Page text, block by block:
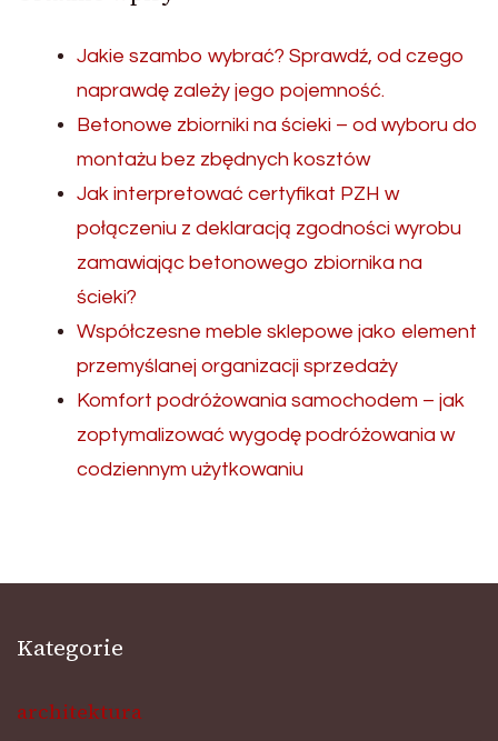
Jakie szambo wybrać? Sprawdź, od czego
naprawdę zależy jego pojemność.
Betonowe zbiorniki na ścieki – od wyboru do
montażu bez zbędnych kosztów
Jak interpretować certyfikat PZH w
połączeniu z deklaracją zgodności wyrobu
zamawiając betonowego zbiornika na
ścieki?
Współczesne meble sklepowe jako element
przemyślanej organizacji sprzedaży
Komfort podróżowania samochodem – jak
zoptymalizować wygodę podróżowania w
codziennym użytkowaniu
Kategorie
architektura